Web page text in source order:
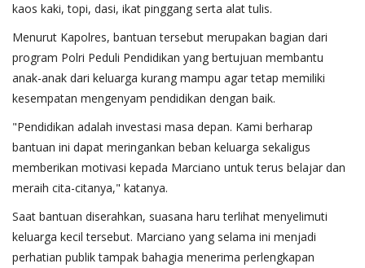
kaos kaki, topi, dasi, ikat pinggang serta alat tulis.
Menurut Kapolres, bantuan tersebut merupakan bagian dari
program Polri Peduli Pendidikan yang bertujuan membantu
anak-anak dari keluarga kurang mampu agar tetap memiliki
kesempatan mengenyam pendidikan dengan baik.
"Pendidikan adalah investasi masa depan. Kami berharap
bantuan ini dapat meringankan beban keluarga sekaligus
memberikan motivasi kepada Marciano untuk terus belajar dan
meraih cita-citanya," katanya.
Saat bantuan diserahkan, suasana haru terlihat menyelimuti
keluarga kecil tersebut. Marciano yang selama ini menjadi
perhatian publik tampak bahagia menerima perlengkapan